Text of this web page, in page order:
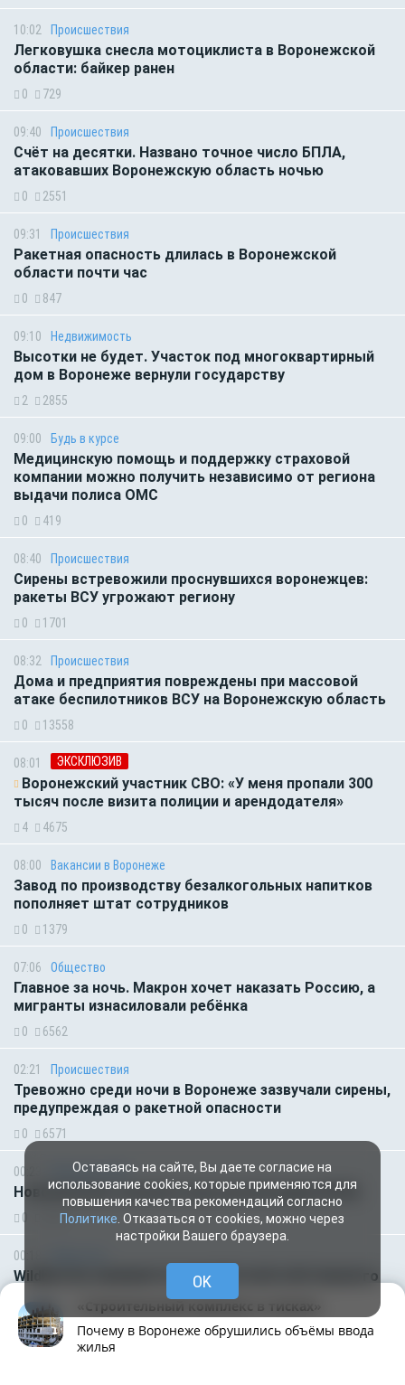
10:02 Происшествия
Легковушка снесла мотоциклиста в Воронежской
области: байкер ранен
0 729
09:40 Происшествия
Счёт на десятки. Названо точное число БПЛА,
атаковавших Воронежскую область ночью
0 2551
09:31 Происшествия
Ракетная опасность длилась в Воронежской
области почти час
0 847
09:10 Недвижимость
Высотки не будет. Участок под многоквартирный
дом в Воронеже вернули государству
2 2855
09:00 Будь в курсе
Медицинскую помощь и поддержку страховой
компании можно получить независимо от региона
выдачи полиса ОМС
0 419
08:40 Происшествия
Сирены встревожили проснувшихся воронежцев:
ракеты ВСУ угрожают региону
0 1701
08:32 Происшествия
Дома и предприятия повреждены при массовой
атаке беспилотников ВСУ на Воронежскую область
0 13558
08:01 ЭКСКЛЮЗИВ
Воронежский участник СВО: «У меня пропали 300
тысяч после визита полиции и арендодателя»
4 4675
08:00 Вакансии в Воронеже
Завод по производству безалкогольных напитков
пополняет штат сотрудников
0 1379
07:06 Общество
Главное за ночь. Макрон хочет наказать Россию, а
мигранты изнасиловали ребёнка
0 6562
02:21 Происшествия
Тревожно среди ночи в Воронеже зазвучали сирены,
предупреждая о ракетной опасности
0 6571
00:23 Происшествия
Нововоронеж оказался под угрозой удара БПЛА
0 2852
00:18
Wildberries занимается разработкой собственного
0 1081
«Строительный комплекс в тисках»
Почему в Воронеже обрушились объёмы ввода
жилья
Оставаясь на сайте, Вы даете согласие на
использование cookies, которые применяются для
повышения качества рекомендаций согласно
Политике . Отказаться от cookies, можно через
настройки Вашего браузера.
OK